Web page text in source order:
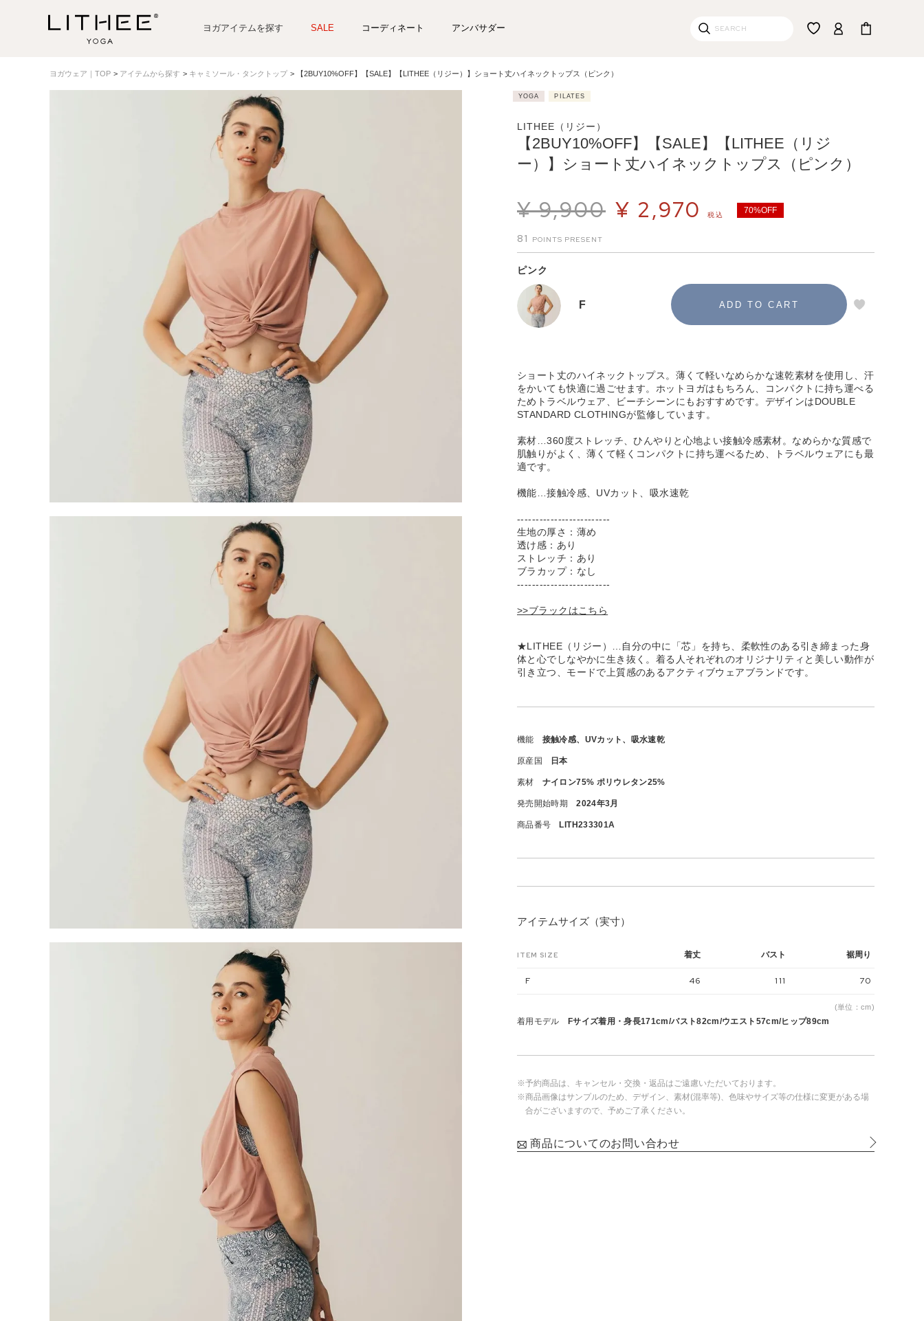
ヨガアイテムを探す SALE コーディネート アンバサダー
ヨガウェア｜TOP アイテムから探す キャミソール・タンクトップ 【2BUY10%OFF】【SALE】【LITHEE（リジー）】ショート丈ハイネックトップス（ピンク）
YOGA PILATES
LITHEE（リジー）
【2BUY10%OFF】【SALE】【LITHEE（リジ
ー）】ショート丈ハイネックトップス（ピンク）
¥ 9,900 ¥ 2,970 税込 70%OFF
81
ピンク
F
ショート丈のハイネックトップス。薄くて軽いなめらかな速乾素材を使用し、汗
をかいても快適に過ごせます。ホットヨガはもちろん、コンパクトに持ち運べる
ためトラベルウェア、ビーチシーンにもおすすめです。デザインはDOUBLE
STANDARD CLOTHINGが監修しています。
素材…360度ストレッチ、ひんやりと心地よい接触冷感素材。なめらかな質感で
肌触りがよく、薄くて軽くコンパクトに持ち運べるため、トラベルウェアにも最
適です。
機能…接触冷感、UVカット、吸水速乾
-------------------------
生地の厚さ：薄め
透け感：あり
ストレッチ：あり
ブラカップ：なし
-------------------------
>>ブラックはこちら
★LITHEE（リジー）…自分の中に「芯」を持ち、柔軟性のある引き締まった身
体と心でしなやかに生き抜く。着る人それぞれのオリジナリティと美しい動作が
引き立つ、モードで上質感のあるアクティブウェアブランドです。
機能 接触冷感、UVカット、吸水速乾
原産国 日本
素材 ナイロン75% ポリウレタン25%
発売開始時期 2024年3月
商品番号 LITH233301A
アイテムサイズ（実寸）
ITEM SIZE 着丈 バスト 裾周り
F 46 111 70
(単位：cm)
着用モデル Fサイズ着用・身長171cm/バスト82cm/ウエスト57cm/ヒップ89cm
※予約商品は、キャンセル・交換・返品はご遠慮いただいております。
※商品画像はサンプルのため、デザイン、素材(混率等)、色味やサイズ等の仕様に変更がある場
合がございますので、予めご了承ください。
商品についてのお問い合わせ